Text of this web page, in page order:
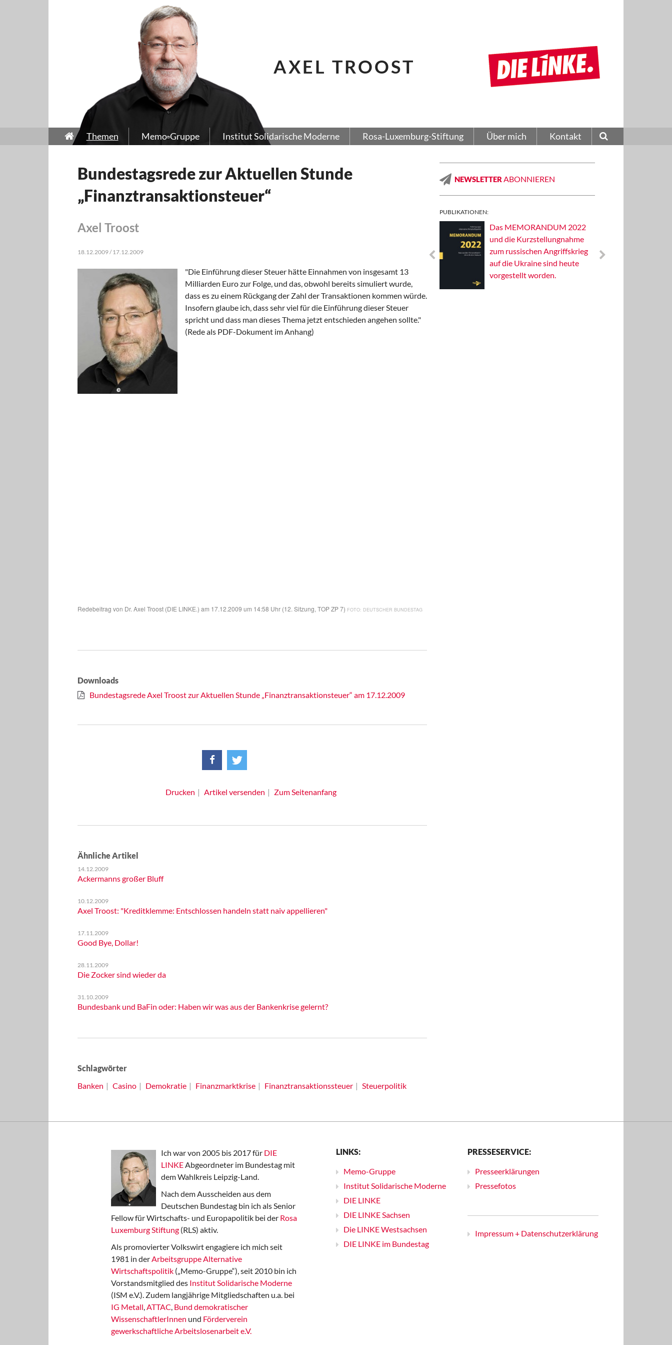
AXEL TROOST
Themen Memo-Gruppe Institut Solidarische Moderne Rosa-Luxemburg-Stiftung Über mich Kontakt
Bundestagsrede zur Aktuellen Stunde
„Finanztransaktionsteuer“
Axel Troost
18.12.2009 / 17.12.2009
"Die Einführung dieser Steuer hätte Einnahmen von insgesamt 13
Milliarden Euro zur Folge, und das, obwohl bereits simuliert wurde,
dass es zu einem Rückgang der Zahl der Transaktionen kommen würde.
Insofern glaube ich, dass sehr viel für die Einführung dieser Steuer
spricht und dass man dieses Thema jetzt entschieden angehen sollte."
(Rede als PDF-Dokument im Anhang)
Redebeitrag von Dr. Axel Troost (DIE LINKE.) am 17.12.2009 um 14:58 Uhr (12. Sitzung, TOP ZP 7) DEUTSCHER BUNDESTAG
Downloads
Bundestagsrede Axel Troost zur Aktuellen Stunde „Finanztransaktionsteuer“ am 17.12.2009
Drucken Artikel versenden Zum Seitenanfang
Ähnliche Artikel
14.12.2009
Ackermanns großer Bluff
10.12.2009
Axel Troost: "Kreditklemme: Entschlossen handeln statt naiv appellieren"
17.11.2009
Good Bye, Dollar!
28.11.2009
Die Zocker sind wieder da
31.10.2009
Bundesbank und BaFin oder: Haben wir was aus der Bankenkrise gelernt?
Schlagwörter
Banken
Casino Demokratie Finanzmarktkrise Finanztransaktionssteuer Steuerpolitik
NEWSLETTER ABONNIEREN
PUBLIKATIONEN:
Das MEMORANDUM 2022
und die Kurzstellungnahme
zum russischen Angriffskrieg
auf die Ukraine sind heute
vorgestellt worden.
Ich war von 2005 bis 2017 für DIE
LINKEAbgeordneter im Bundestag mit
dem Wahlkreis Leipzig-Land.
Nach dem Ausscheiden aus dem
Deutschen Bundestag bin ich als Senior
Fellow für Wirtschafts- und Europapolitik bei der Rosa
Luxemburg Stiftung (RLS) aktiv.
Als promovierter Volkswirt engagiere ich mich seit
1981 in derArbeitsgruppe Alternative
Wirtschaftspolitik („Memo-Gruppe“), seit 2010 bin ich
Vorstandsmitglied des Institut Solidarische Moderne
(ISM e.V.). Zudem langjährige Mitgliedschaften u.a. bei
IG Metall,ATTAC, Bund demokratischer
WissenschaftlerInnen und Förderverein
gewerkschaftliche Arbeitslosenarbeit e.V.
LINKS:
Memo-Gruppe
Institut Solidarische Moderne
DIE LINKE
DIE LINKE Sachsen
Die LINKE Westsachsen
DIE LINKE im Bundestag
PRESSESERVICE:
Presseerklärungen
Pressefotos
Impressum + Datenschutzerklärung